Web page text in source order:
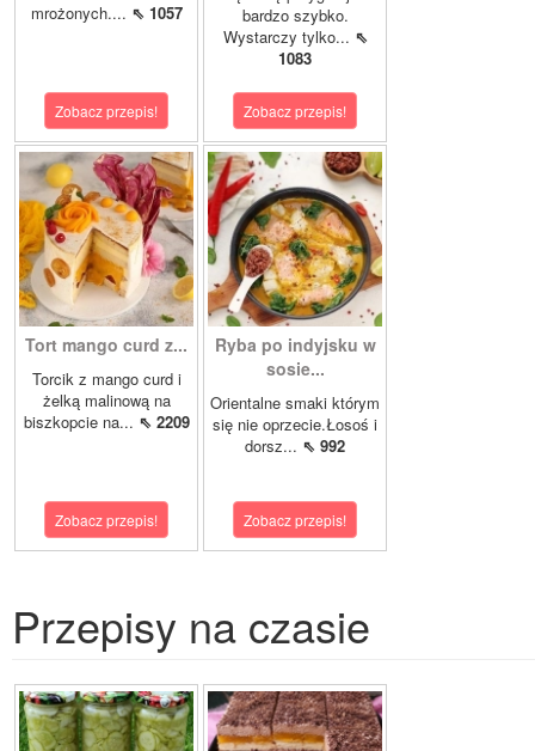
mrożonych.... ⇖ 1057
Zobacz przepis!
bardzo szybko.
Wystarczy tylko... ⇖
1083
Zobacz przepis!
Tort mango curd z...
Torcik z mango curd i
żelką malinową na
biszkopcie na... ⇖ 2209
Zobacz przepis!
Ryba po indyjsku w
sosie...
Orientalne smaki którym
się nie oprzecie.Łosoś i
dorsz... ⇖ 992
Zobacz przepis!
Przepisy na czasie